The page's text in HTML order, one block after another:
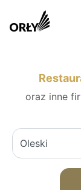
oraz inne